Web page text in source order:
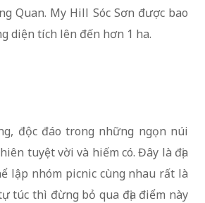
Quan. My Hill Sóc Sơn được bao
diện tích lên đến hơn 1 ha.
độc đáo trong những ngọn núi
tuyệt vời và hiếm có. Đây là địa
lập nhóm picnic cùng nhau rất là
túc thì đừng bỏ qua địa điểm này